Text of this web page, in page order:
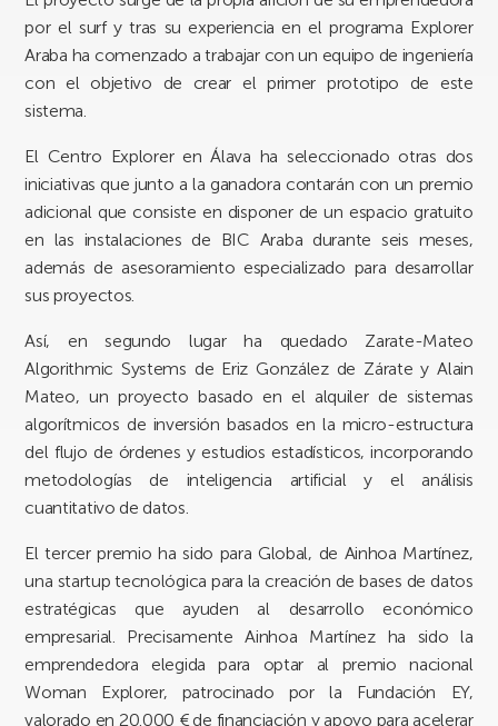
por el surf y tras su experiencia en el programa Explorer
Araba ha comenzado a trabajar con un equipo de ingeniería
con el objetivo de crear el primer prototipo de este
sistema.
El Centro Explorer en Álava ha seleccionado otras dos
iniciativas que junto a la ganadora contarán con un premio
adicional que consiste en disponer de un espacio gratuito
en las instalaciones de BIC Araba durante seis meses,
además de asesoramiento especializado para desarrollar
sus proyectos.
Así, en segundo lugar ha quedado Zarate-Mateo
Algorithmic Systems de Eriz González de Zárate y Alain
Mateo, un proyecto basado en el alquiler de sistemas
algorítmicos de inversión basados en la micro-estructura
del flujo de órdenes y estudios estadísticos, incorporando
metodologías de inteligencia artificial y el análisis
cuantitativo de datos.
El tercer premio ha sido para Global, de Ainhoa Martínez,
una startup tecnológica para la creación de bases de datos
estratégicas que ayuden al desarrollo económico
empresarial. Precisamente Ainhoa Martínez ha sido la
emprendedora elegida para optar al premio nacional
Woman Explorer, patrocinado por la Fundación EY,
valorado en 20.000 € de financiación y apoyo para acelerar